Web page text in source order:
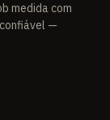
medida com
—